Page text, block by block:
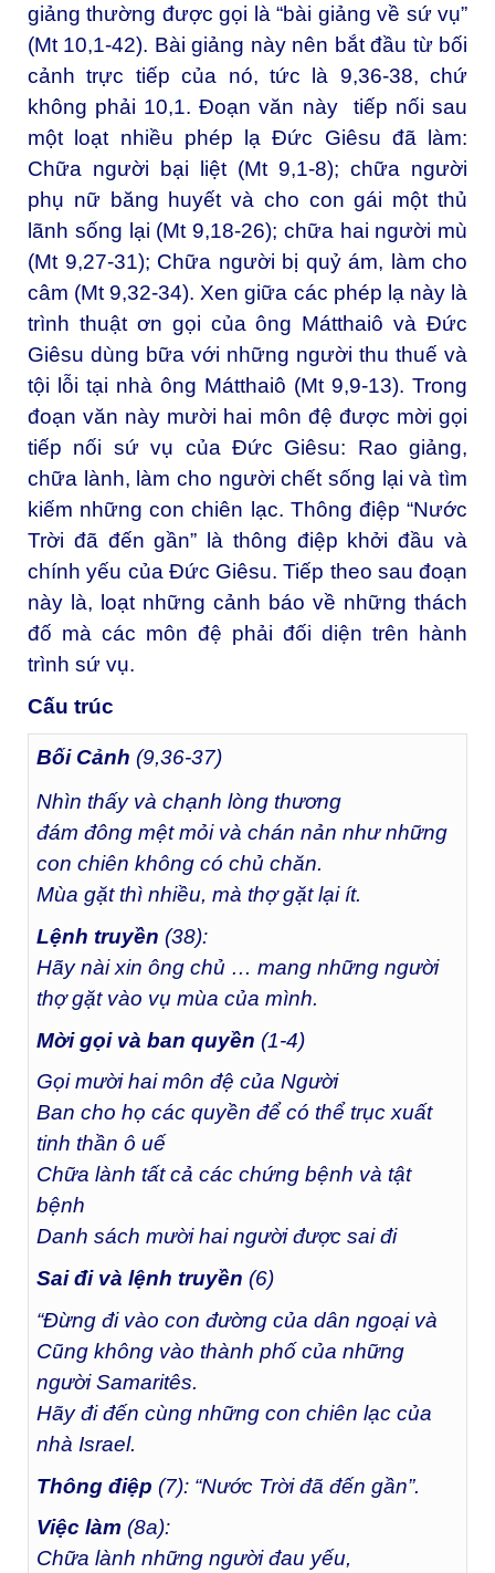
giảng thường được gọi là “bài giảng về sứ vụ”
(Mt 10,1-42). Bài giảng này nên bắt đầu từ bối
cảnh trực tiếp của nó, tức là 9,36-38, chứ
không phải 10,1. Đoạn văn này tiếp nối sau
một loạt nhiều phép lạ Đức Giêsu đã làm:
Chữa người bại liệt (Mt 9,1-8); chữa người
phụ nữ băng huyết và cho con gái một thủ
lãnh sống lại (Mt 9,18-26); chữa hai người mù
(Mt 9,27-31); Chữa người bị quỷ ám, làm cho
câm (Mt 9,32-34). Xen giữa các phép lạ này là
trình thuật ơn gọi của ông Mátthaiô và Đức
Giêsu dùng bữa với những người thu thuế và
tội lỗi tại nhà ông Mátthaiô (Mt 9,9-13). Trong
đoạn văn này mười hai môn đệ được mời gọi
tiếp nối sứ vụ của Đức Giêsu: Rao giảng,
chữa lành, làm cho người chết sống lại và tìm
kiếm những con chiên lạc. Thông điệp “Nước
Trời đã đến gần” là thông điệp khởi đầu và
chính yếu của Đức Giêsu. Tiếp theo sau đoạn
này là, loạt những cảnh báo về những thách
đố mà các môn đệ phải đối diện trên hành
trình sứ vụ.
Cấu trúc
Bối Cảnh (9,36-37)
Nhìn thấy và chạnh lòng thương
đám đông mệt mỏi và chán nản như những
con chiên không có chủ chăn.
Mùa gặt thì nhiều, mà thợ gặt lại ít.
Lệnh truyền (38):
Hãy nài xin ông chủ … mang những người
thợ gặt vào vụ mùa của mình.
Mời gọi và ban quyền (1-4)
Gọi mười hai môn đệ của Người
Ban cho họ các quyền để có thể trục xuất
tinh thần ô uế
Chữa lành tất cả các chứng bệnh và tật
bệnh
Danh sách mười hai người được sai đi
Sai đi và lệnh truyền (6)
“Đừng đi vào con đường của dân ngoại và
Cũng không vào thành phố của những
người Samaritês.
Hãy đi đến cùng những con chiên lạc của
nhà Israel.
Thông điệp (7): “Nước Trời đã đến gần”.
Việc làm (8a):
Chữa lành những người đau yếu,